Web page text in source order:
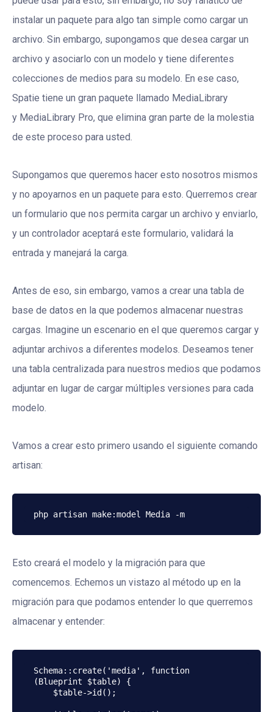
instalar un paquete para algo tan simple como cargar un
archivo. Sin embargo, supongamos que desea cargar un
archivo y asociarlo con un modelo y tiene diferentes
colecciones de medios para su modelo. En ese caso,
Spatie tiene un gran paquete llamado MediaLibrary
y MediaLibrary Pro, que elimina gran parte de la molestia
de este proceso para usted.
Supongamos que queremos hacer esto nosotros mismos
y no apoyarnos en un paquete para esto. Querremos crear
un formulario que nos permita cargar un archivo y enviarlo,
y un controlador aceptará este formulario, validará la
entrada y manejará la carga.
Antes de eso, sin embargo, vamos a crear una tabla de
base de datos en la que podemos almacenar nuestras
cargas. Imagine un escenario en el que queremos cargar y
adjuntar archivos a diferentes modelos. Deseamos tener
una tabla centralizada para nuestros medios que podamos
adjuntar en lugar de cargar múltiples versiones para cada
modelo.
Vamos a crear esto primero usando el siguiente comando
artisan:
php artisan make:model Media -m
Esto creará el modelo y la migración para que
comencemos. Echemos un vistazo al método up en la
migración para que podamos entender lo que querremos
almacenar y entender:
Schema::create('media', function
(Blueprint $table) {